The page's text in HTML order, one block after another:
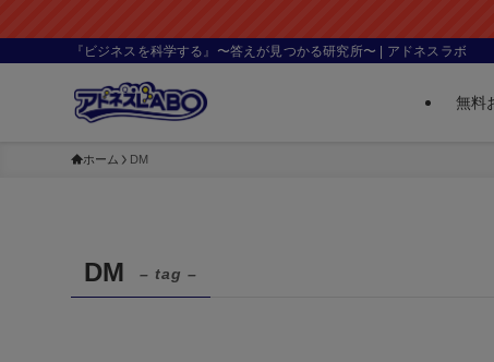
『ビジネスを科学する』〜答えが見つかる研究所〜 | アドネスラボ
無料
ホーム DM
DM – tag –